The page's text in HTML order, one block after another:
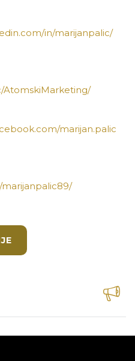
in/marijanpalic/
AtomskiMarketing/
marijan.palic